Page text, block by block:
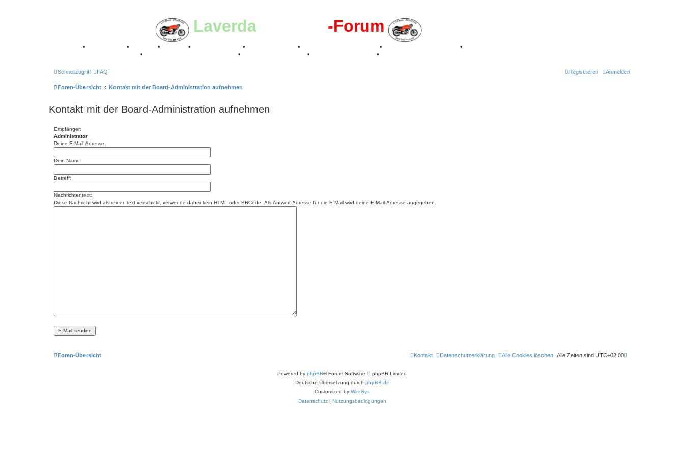
Laverda -Forum
• • • • • • •
•
• • • •
Schnellzugriff FAQ Anmelden
Registrieren
Foren-Übersicht Kontakt mit der Board-Administration aufnehmen
Kontakt mit der Board-Administration aufnehmen
Empfänger:
Administrator
Deine E-Mail-Adresse:
Dein Name:
Betreff:
Nachrichtentext:
Diese Nachricht wird als reiner Text verschickt, verwende daher kein HTML oder BBCode. Als Antwort-Adresse für die E-Mail wird deine E-Mail-Adresse angegeben.
Foren-Übersicht Alle Zeiten sind UTC+02:00
Alle Cookies löschen
Datenschutzerklärung
Kontakt
Powered by phpBB® Forum Software © phpBB Limited
Deutsche Übersetzung durch phpBB.de
Customized by WireSys
Datenschutz| Nutzungsbedingungen